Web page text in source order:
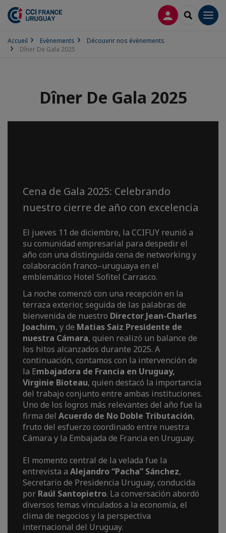
CONNEXION
Accueil Evènements
Découvrir nos évènements
Dîner De Gala 2025
Dîner De Gala 2025
Cena de Gala 2025: Celebrando
nuestro cierre de año con excelencia
El jueves 11 de diciembre, la CCIFUY reunió a
su comunidad empresarial para despedir el
año con una distinguida cena de networking y
colaboración franco–uruguaya en el
emblemático Hotel Sofitel Carrasco.
La noche comenzó con una recepción en la
terraza exterior, seguida de las palabras de
bienvenida de nuestro Director Jean-Charles
Joachim, y de Matias Saiz Presidente de
nuestra Cámara, quien realizó un balance de
los hitos alcanzados durante 2025. A
continuación, contamos con la intervención de
la Embajadora de Francia en Uruguay,
Virginie Bioteau, quien destacó la importancia
del trabajo conjunto entre ambas instituciones.
Uno de los logros más relevantes del año fue la
firma del Acuerdo de No Doble Tributación,
fruto del esfuerzo coordinado entre nuestra
Cámara y la Embajada de Francia en Uruguay.
El momento central de la velada fue la
entrevista a Alejandro “Pacha” Sánchez,
Secretario de Presidencia Uruguay, conducida
por Raúl Santopietro. La conversación abordó
diversos temas vinculados a la economía, el
clima de negocios y la perspectiva
internacional del Uruguay.